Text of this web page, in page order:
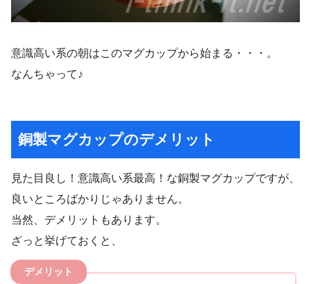
意識高い系の朝はこのマグカップから始まる・・・。
なんちゃって♪
銅製マグカップのデメリット
見た目良し！意識高い系最高！な銅製マグカップですが、
良いところばかりじゃありません。
当然、デメリットもあります。
ざっと挙げておくと、
デメリット